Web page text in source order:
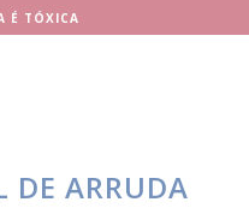
É TÓXICA
DE ARRUDA